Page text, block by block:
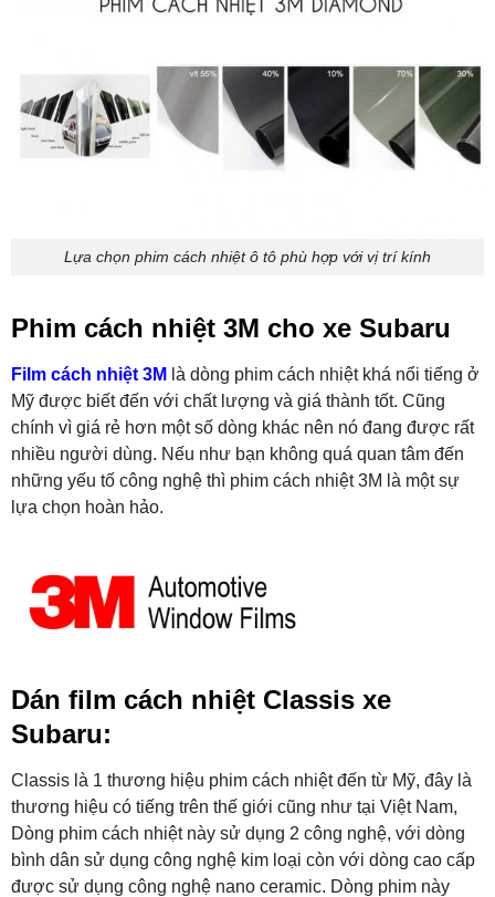
Lựa chọn phim cách nhiệt ô tô phù hợp với vị trí kính
Phim cách nhiệt 3M cho xe Subaru
Film cách nhiệt 3M là dòng phim cách nhiệt khá nổi tiếng ở
Mỹ được biết đến với chất lượng và giá thành tốt. Cũng
chính vì giá rẻ hơn một số dòng khác nên nó đang được rất
nhiều người dùng. Nếu như bạn không quá quan tâm đến
những yếu tố công nghệ thì phim cách nhiệt 3M là một sự
lựa chọn hoàn hảo.
Dán film cách nhiệt Classis xe
Subaru:
Classis là 1 thương hiệu phim cách nhiệt đến từ Mỹ, đây là
thương hiệu có tiếng trên thế giới cũng như tại Việt Nam,
Dòng phim cách nhiệt này sử dụng 2 công nghệ, với dòng
bình dân sử dụng công nghệ kim loại còn với dòng cao cấp
được sử dụng công nghệ nano ceramic. Dòng phim này